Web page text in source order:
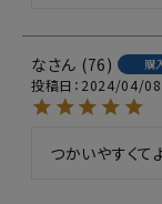
な 76 購
投稿日
2024/04/08
つかいやすくて